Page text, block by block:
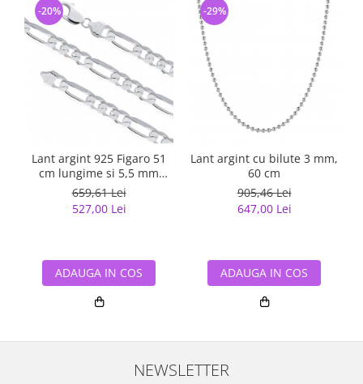
Lant argint 925 Figaro 51
cm lungime si 5,5 mm
latime, Classical You
LSX0202
659,61 Lei
527,00 Lei
-20%
ADAUGA IN COS
Lant argint cu bilute 3 mm,
60 cm
905,46 Lei
647,00 Lei
-29%
ADAUGA IN COS
NEWSLETTER